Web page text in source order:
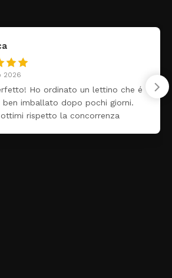
2026
Ho ordinato un lettino che é
ben imballato dopo pochi giorni.
rispetto la concorrenza